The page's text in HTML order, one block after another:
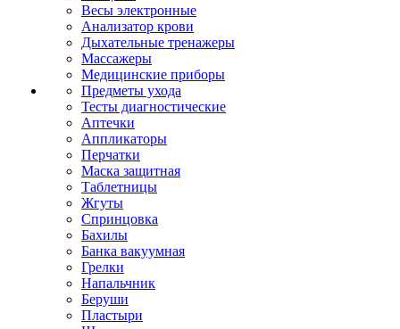
Весы электронные
Анализатор крови
Дыхательные тренажеры
Массажеры
Медицинские приборы
Предметы ухода
Тесты диагностические
Аптечки
Аппликаторы
Перчатки
Маска защитная
Таблетницы
Жгуты
Спринцовка
Бахилы
Банка вакуумная
Грелки
Напальчник
Беруши
Пластыри